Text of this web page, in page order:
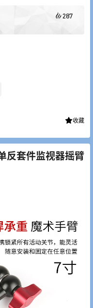
287
收藏
反套件监视器摇臂